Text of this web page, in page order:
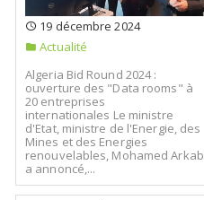
19 décembre 2024
Actualité
Algeria Bid Round 2024 :
ouverture des "Data rooms" à
20 entreprises
internationales Le ministre
d'Etat, ministre de l'Energie, des
Mines et des Energies
renouvelables, Mohamed Arkab,
a annoncé,...